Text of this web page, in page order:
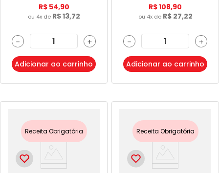
R$ 54,90
ou 4x de R$13,72
＋
－
Adicionar ao carrinho
R$108,90
ou 4x de R$ 27,22
＋
－
Adicionar ao carrinho
Receita Obrigatória Receita Obrigatória